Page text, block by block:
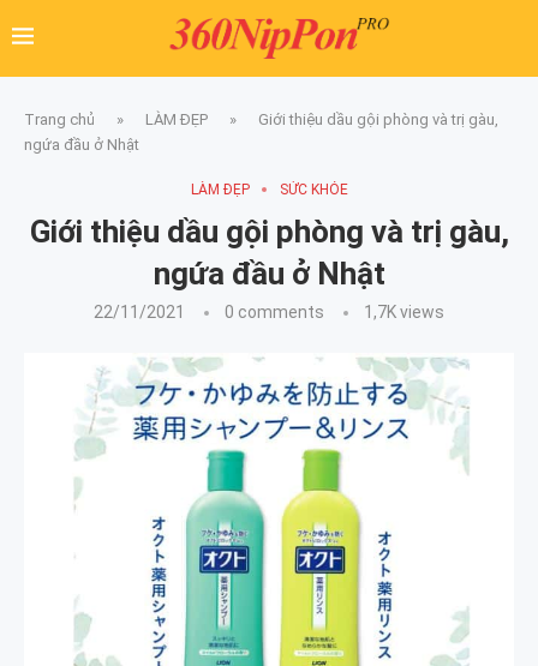
Trang chủ » LÀM ĐẸP »
Giới thiệu dầu gội phòng và trị gàu,
ngứa đầu ở Nhật
LÀM ĐẸP SỨC KHỎE
Giới thiệu dầu gội phòng và trị gàu,
ngứa đầu ở Nhật
22/11/2021 0 comments 1,7Kviews